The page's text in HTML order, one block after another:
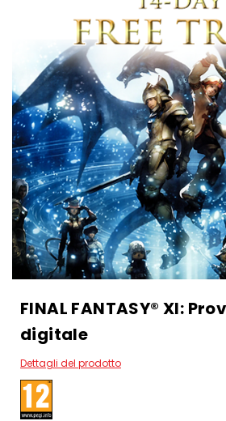
FINAL FANTASY® XI:
digitale
Dettagli del prodotto